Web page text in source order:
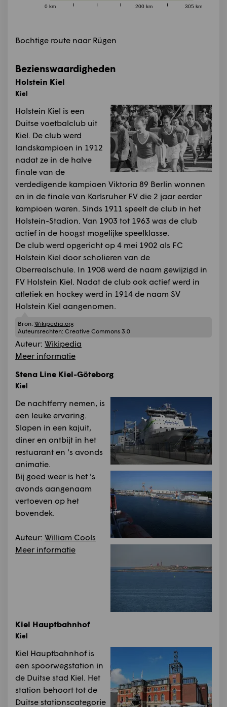
0 km 200 km 305 km
Bochtige route naar Rügen
Bezienswaardigheden
Holstein Kiel
Kiel
Holstein Kiel is een
Duitse voetbalclub uit
Kiel. De club werd
landskampioen in 1912
nadat ze in de halve
finale van de
verdedigende kampioen Viktoria 89 Berlin wonnen
en in de finale van Karlsruher FV die 2 jaar eerder
kampioen waren. Sinds 1911 speelt de club in het
Holstein-Stadion. Van 1903 tot 1963 was de club
actief in de hoogst mogelijke speelklasse.
De club werd opgericht op 4 mei 1902 als FC
Holstein Kiel door scholieren van de
Oberrealschule. In 1908 werd de naam gewijzigd in
FV Holstein Kiel. Nadat de club ook actief werd in
atletiek en hockey werd in 1914 de naam SV
Holstein Kiel aangenomen.
Bron: Wikipedia.org
Auteursrechten: Creative Commons 3.0
Auteur: Wikipedia
Meer informatie
Stena Line Kiel-Göteborg
Kiel
De nachtferry nemen, is
een leuke ervaring.
Slapen in een kajuit,
diner en ontbijt in het
restuarant en 's avonds
animatie.
Bij goed weer is het 's
avonds aangenaam
vertoeven op het
bovendek.
Auteur: William Cools
Meer informatie
Kiel Hauptbahnhof
Kiel
Kiel Hauptbahnhof is
een spoorwegstation in
de Duitse stad Kiel. Het
station behoort tot de
Duitse stationscategorie